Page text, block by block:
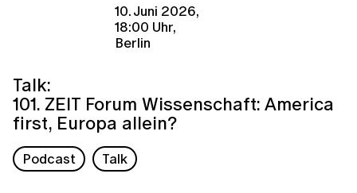
10. Juni 2026,
18:00 Uhr,
Berlin
Talk:
101. ZEIT Forum Wissenschaft: America
first, Europa allein?
Podcast Talk